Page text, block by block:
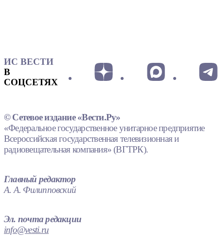
ИС ВЕСТИ
В
СОЦСЕТЯХ
© Сетевое издание «Вести.Ру»
«Федеральное государственное унитарное предприятие
Всероссийская государственная телевизионная и
радиовещательная компания» (ВГТРК).
Главный редактор
А. А. Филипповский
Эл. почта редакции
info@vesti.ru